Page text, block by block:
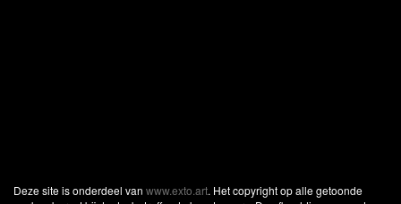
Deze site is onderdeel van www.exto.art. Het copyright op alle getoonde